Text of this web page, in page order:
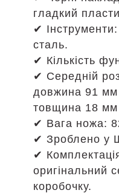
гладкий
✔
сталь.
✔ Кількість
✔ Середній
довжина 91
товщина 18 мм
✔ Вага ножа:
✔ Зроблено у
✔
оригінальний
коробочку.